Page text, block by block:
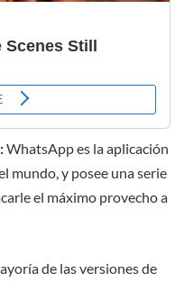
WhatsApp es la aplicación
mundo, y posee una serie
el máximo provecho a
de las versiones de